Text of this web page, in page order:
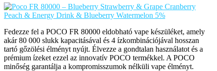
Fedezze fel a POCO FR 80000 eldobható vape készüléket, amely
akár 80 000 slukk kapacitásával és 4 ízkombinációjával hosszan
tartó gőzölési élményt nyújt. Élvezze a gondtalan használatot és a
prémium ízeket ezzel az innovatív POCO termékkel. A POCO
minőség garantálja a kompromisszumok nélküli vape élményt.